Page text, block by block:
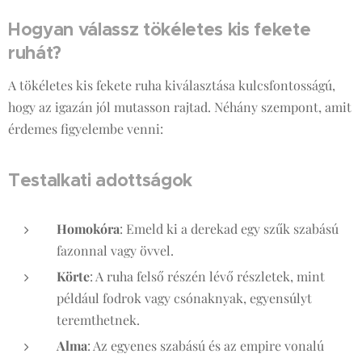
Hogyan válassz tökéletes kis fekete
ruhát?
A tökéletes kis fekete ruha kiválasztása kulcsfontosságú,
hogy az igazán jól mutasson rajtad. Néhány szempont, amit
érdemes figyelembe venni:
Testalkati adottságok
Homokóra: Emeld ki a derekad egy szűk szabású
fazonnal vagy övvel.
Körte: A ruha felső részén lévő részletek, mint
például fodrok vagy csónaknyak, egyensúlyt
teremthetnek.
Alma: Az egyenes szabású és az empire vonalú